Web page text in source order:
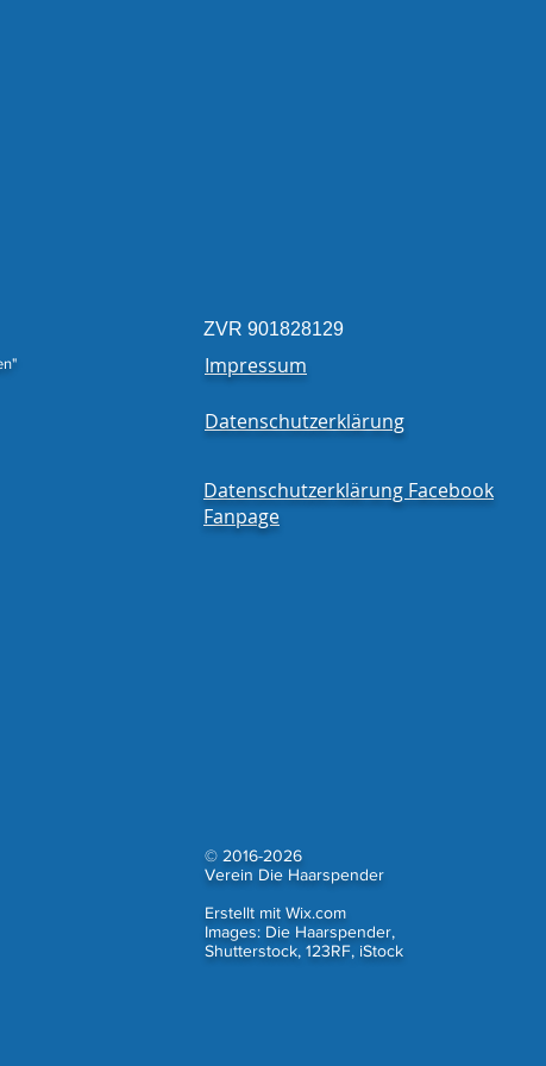
ZVR 901828129
Impressum
Datenschutzerklärung
Datenschutzerklärung Facebook
Fanpage
© 2016-2026
Verein Die Haarspender
Erstellt mit Wix.com
Images: Die Haarspender,
Shutterstock, 123RF, iStock